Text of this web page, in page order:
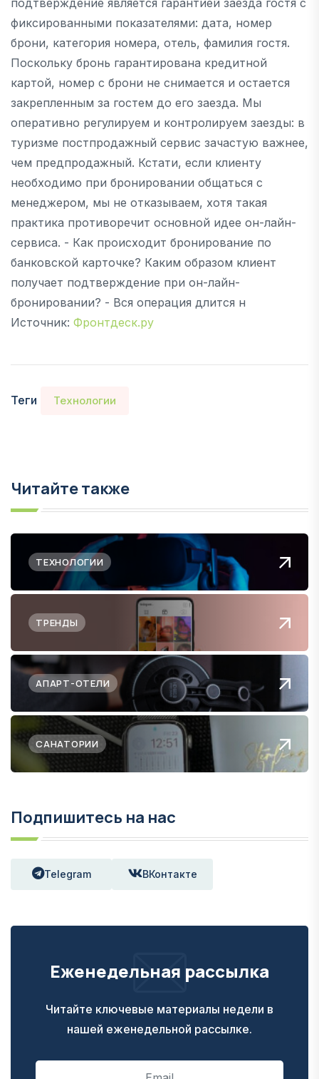
фиксированными показателями: дата, номер
брони, категория номера, отель, фамилия гостя.
Поскольку бронь гарантирована кредитной
картой, номер с брони не снимается и остается
закрепленным за гостем до его заезда. Мы
оперативно регулируем и контролируем заезды: в
туризме постпродажный сервис зачастую важнее,
чем предпродажный. Кстати, если клиенту
необходимо при бронировании общаться с
менеджером, мы не отказываем, хотя такая
практика противоречит основной идее он-лайн-
сервиса. - Как происходит бронирование по
банковской карточке? Каким образом клиент
получает подтверждение при он-лайн-
бронировании? - Вся операция длится н
Источник: Фронтдеск.ру
Теги Технологии
Читайте также
ТЕХНОЛОГИИ
ТРЕНДЫ
АПАРТ-ОТЕЛИ
САНАТОРИИ
Подпишитесь на нас
Telegram ВКонтакте
Еженедельная рассылка
Читайте ключевые материалы недели в
нашей еженедельной рассылке.